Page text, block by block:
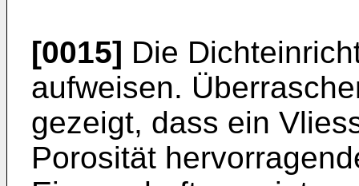
[0015] Die
aufweisen.
gezeigt, dass ein
Porosität